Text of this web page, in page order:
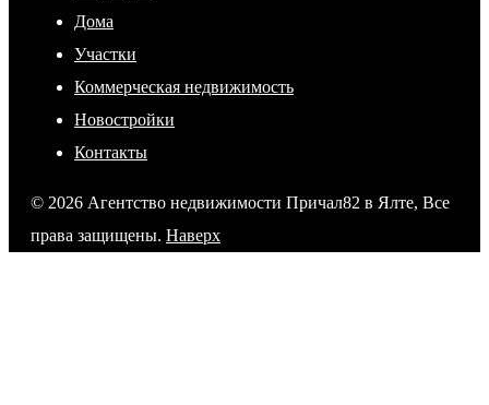
Дома
Участки
Коммерческая недвижимость
Новостройки
Контакты
© 2026 Агентство недвижимости Причал82 в Ялте, Все
права защищены. Наверх